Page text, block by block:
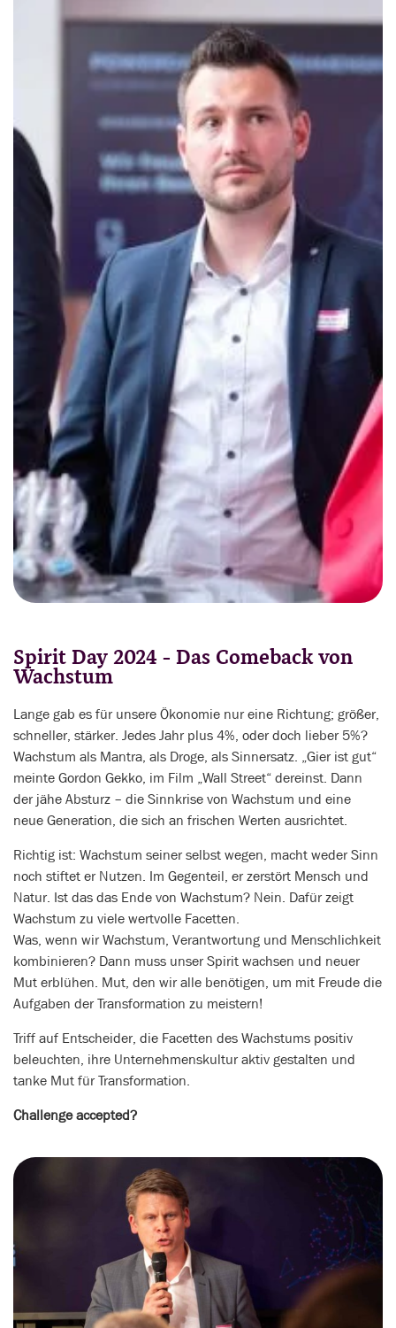
Spirit Day 2024 - Das Comeback von
Wachstum
Lange gab es für unsere Ökonomie nur eine Richtung; größer,
schneller, stärker. Jedes Jahr plus 4%, oder doch lieber 5%?
Wachstum als Mantra, als Droge, als Sinnersatz. „Gier ist gut“
meinte Gordon Gekko, im Film „Wall Street“ dereinst. Dann
der jähe Absturz – die Sinnkrise von Wachstum und eine
neue Generation, die sich an frischen Werten ausrichtet.
Richtig ist: Wachstum seiner selbst wegen, macht weder Sinn
noch stiftet er Nutzen. Im Gegenteil, er zerstört Mensch und
Natur. Ist das das Ende von Wachstum? Nein. Dafür zeigt
Wachstum zu viele wertvolle Facetten.
Was, wenn wir Wachstum, Verantwortung und Menschlichkeit
kombinieren? Dann muss unser Spirit wachsen und neuer
Mut erblühen. Mut, den wir alle benötigen, um mit Freude die
Aufgaben der Transformation zu meistern!
Triff auf Entscheider, die Facetten des Wachstums positiv
beleuchten, ihre Unternehmenskultur aktiv gestalten und
tanke Mut für Transformation.
Challenge accepted?